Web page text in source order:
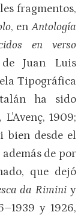
fragmentos,
, enAntología
en verso
Juan Luis
Tipográfica
ha sido
1909;
bien desde el
de por
que dejó
da Riminiy
y 1926,